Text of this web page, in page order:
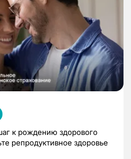
к рождению здорового
репродуктивное здоровье